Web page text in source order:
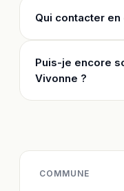
Qui contacter
Puis-je encore
Vivonne ?
COMMUNE